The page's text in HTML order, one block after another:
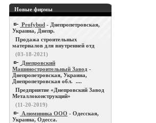
Новые фирмы
Profybud - Днепропетровская,
Украина, Днепр.
Продажа строительных
материалов для внутренней отд
(03-18-2021)
Днепровский
Машиностроительный Завод -
Днепропетровская, Украина,
Днепропетровская обл. ....
Предприятие «Днепровский Завод
Металлоконструкций»
(11-20-2019)
Алюминика ООО - Одесская,
Украина, Одесса.